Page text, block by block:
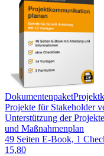
Dokumentenpaket
Projekte für Stakeholder
Unterstützung der
und Maßnahmenplan
49 Seiten E-Book, 1
15,80